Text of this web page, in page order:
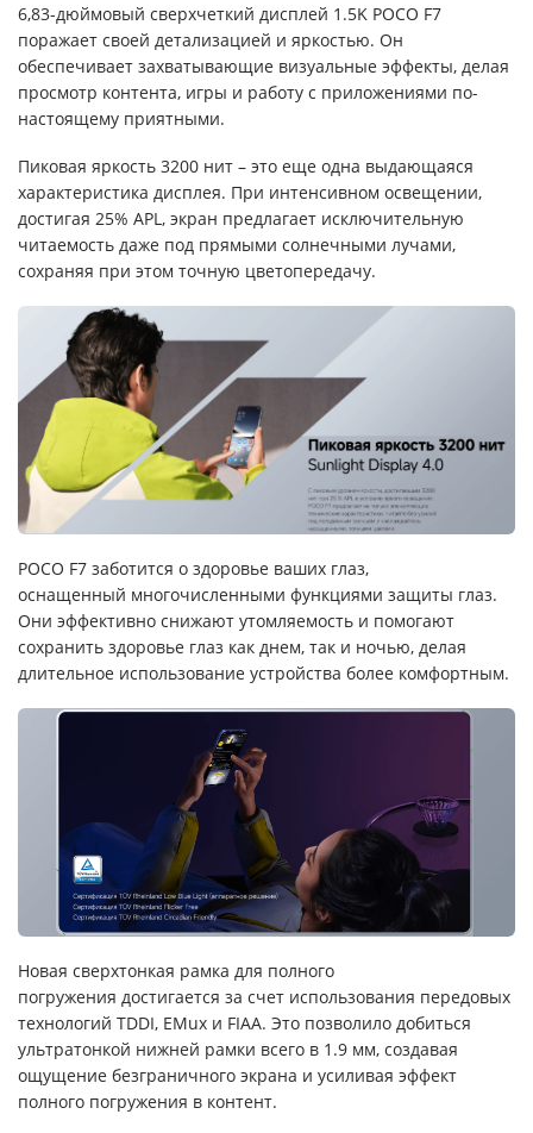
6,83-дюймовый сверхчеткий дисплей 1.5K POCO F7
поражает своей детализацией и яркостью. Он
обеспечивает захватывающие визуальные эффекты, делая
просмотр контента, игры и работу с приложениями по-
настоящему приятными.
Пиковая яркость 3200 нит – это еще одна выдающаяся
характеристика дисплея. При интенсивном освещении,
достигая 25% APL, экран предлагает исключительную
читаемость даже под прямыми солнечными лучами,
сохраняя при этом точную цветопередачу.
POCO F7 заботится о здоровье ваших глаз,
оснащенный многочисленными функциями защиты глаз.
Они эффективно снижают утомляемость и помогают
сохранить здоровье глаз как днем, так и ночью, делая
длительное использование устройства более комфортным.
Новая сверхтонкая рамка для полного
погружения достигается за счет использования передовых
технологий TDDI, EMux и FIAA. Это позволило добиться
ультратонкой нижней рамки всего в 1.9 мм, создавая
ощущение безграничного экрана и усиливая эффект
полного погружения в контент.